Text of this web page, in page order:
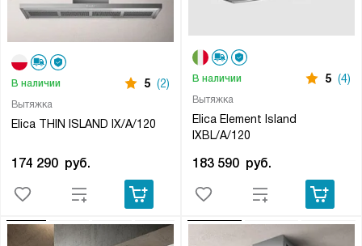
Вытяжка
Elica THIN ISLAND IX/A/120
В наличии 5 (2)
174 290 руб.
Вытяжка
Elica Element Island
IXBL/A/120
В наличии 5 (4)
183 590 руб.